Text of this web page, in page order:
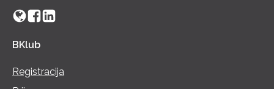
BKlub
Registracija